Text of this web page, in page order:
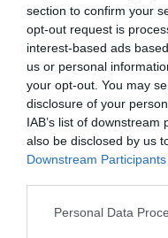
section to confirm your
opt-out request is
interest-based ads
us or personal
your opt-out. You may
disclosure of your
IAB’s list of
also be disclosed by us
Downstream Participants
Personal Data
grova bitar. Du
mozzarella. Eller
osten i en sil
trycka ut lite av
Skölj, rensa och
skinkan i bitar.
eller kavla ut till